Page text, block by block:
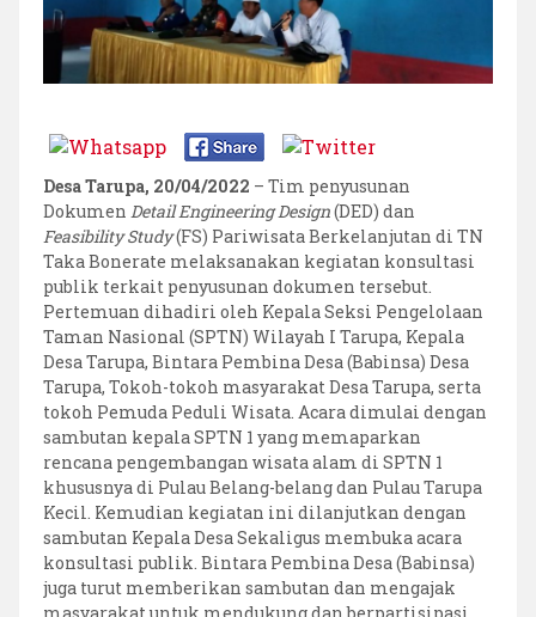
Feasibility
di
TN
Taka
Bonerate
Desa Tarupa, 20/04/2022 – Tim penyusunan
Dokumen Detail Engineering Design(DED) dan
Feasibility Study(FS) Pariwisata Berkelanjutan di TN
Taka Bonerate melaksanakan kegiatan konsultasi
publik terkait penyusunan dokumen tersebut.
Pertemuan dihadiri oleh Kepala Seksi Pengelolaan
Taman Nasional (SPTN) Wilayah I Tarupa, Kepala
Desa Tarupa, Bintara Pembina Desa (Babinsa) Desa
Tarupa, Tokoh-tokoh masyarakat Desa Tarupa, serta
tokoh Pemuda Peduli Wisata. Acara dimulai dengan
sambutan kepala SPTN 1 yang memaparkan
rencana pengembangan wisata alam di SPTN 1
khususnya di Pulau Belang-belang dan Pulau Tarupa
Kecil. Kemudian kegiatan ini dilanjutkan dengan
sambutan Kepala Desa Sekaligus membuka acara
konsultasi publik. Bintara Pembina Desa (Babinsa)
juga turut memberikan sambutan dan mengajak